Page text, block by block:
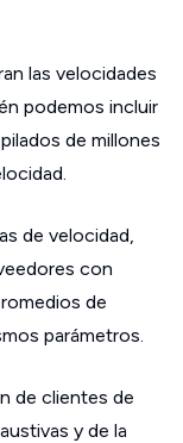
las velocidades
podemos incluir
de millones
de velocidad,
con
de
parámetros.
de clientes de
y de la